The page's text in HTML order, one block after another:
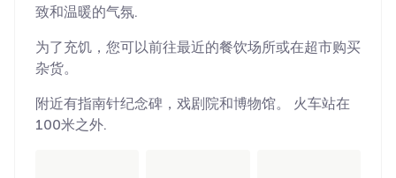
致和温暖的气氛.
为了充饥，您可以前往最近的餐饮场所或在超市购买
杂货。
附近有指南针纪念碑，戏剧院和博物馆。 火车站在
100米之外.